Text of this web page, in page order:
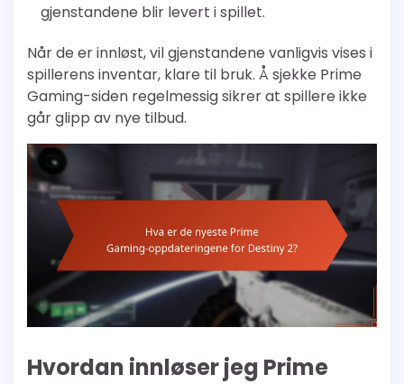
gjenstandene blir levert i spillet.
Når de er innløst, vil gjenstandene vanligvis vises i
spillerens inventar, klare til bruk. Å sjekke Prime
Gaming-siden regelmessig sikrer at spillere ikke
går glipp av nye tilbud.
Hvordan innløser jeg Prime